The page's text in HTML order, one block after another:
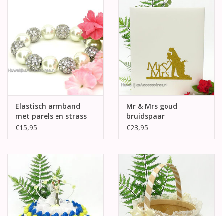
Elastisch armband
met parels en strass
stenen
€15,95
Mr & Mrs goud
bruidspaar
gastenboek
€23,95